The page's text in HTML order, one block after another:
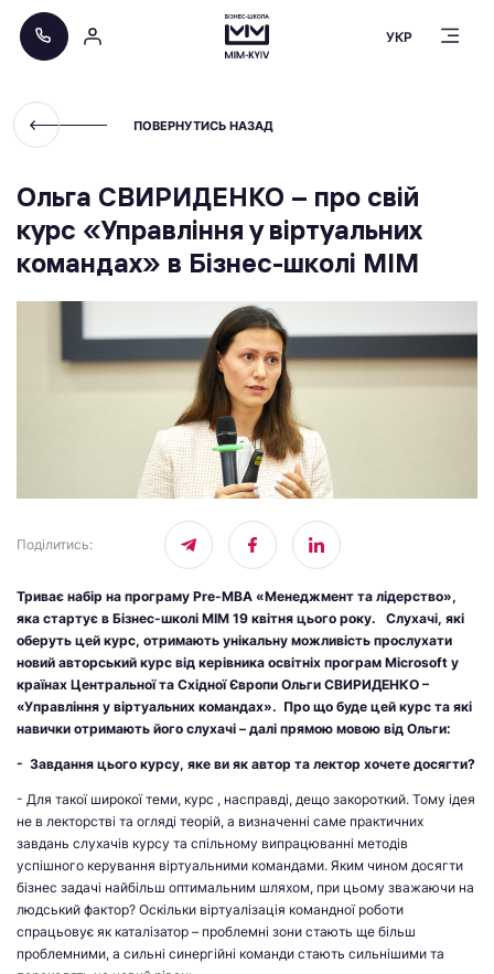
УКР
ПОВЕРНУТИСЬ НАЗАД
Ольга СВИРИДЕНКО – про свій
курс «Управління у віртуальних
командах» в Бізнес-школі МІМ
Поділитись:
Триває набір на програму Pre-MBA «Менеджмент та лідерство»,
яка стартує в Бізнес-школі МІМ 19 квітня цього року. Слухачі, які
оберуть цей курс, отримають унікальну можливість прослухати
новий авторський курс від керівника освітніх програм Microsoft у
країнах Центральної та Східної Європи Ольги СВИРИДЕНКО –
«Управління у віртуальних командах». Про що буде цей курс та які
навички отримають його слухачі – далі прямою мовою від Ольги:
- Завдання цього курсу, яке ви як автор та лектор хочете досягти?
- Для такої широкої теми, курс , насправді, дещо закороткий. Тому ідея
не в лекторстві та огляді теорій, а визначенні саме практичних
завдань слухачів курсу та спільному випрацюванні методів
успішного керування віртуальними командами. Яким чином досягти
бізнес задачі найбільш оптимальним шляхом, при цьому зважаючи на
людський фактор? Оскільки віртуалізація командної роботи
спрацьовує як каталізатор – проблемні зони стають ще більш
проблемними, а сильні синергійні команди стають сильнішими та